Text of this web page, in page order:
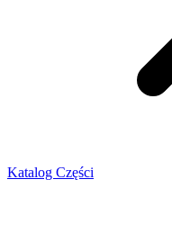
Katalog Części